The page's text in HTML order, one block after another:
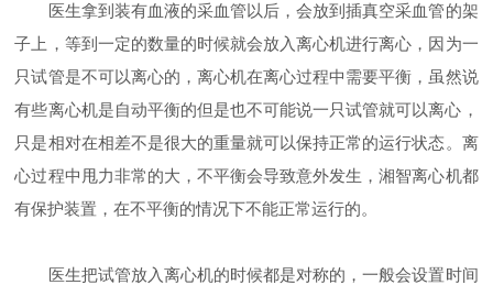
医生拿到装有血液的采血管以后，会放到插真空采血管的架
子上，等到一定的数量的时候就会放入离心机进行离心，因为一
只试管是不可以离心的，离心机在离心过程中需要平衡，虽然说
有些离心机是自动平衡的但是也不可能说一只试管就可以离心，
只是相对在相差不是很大的重量就可以保持正常的运行状态。离
心过程中甩力非常的大，不平衡会导致意外发生，湘智离心机都
有保护装置，在不平衡的情况下不能正常运行的。
医生把试管放入离心机的时候都是对称的，一般会设置时间